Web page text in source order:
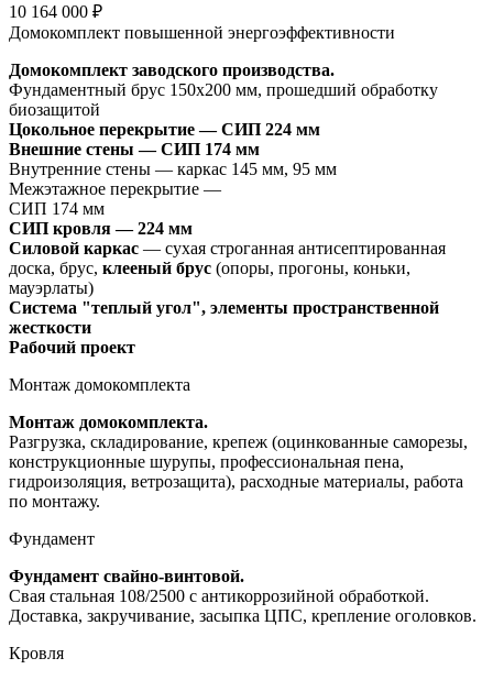
10 164 000 ₽
Домокомплект повышенной энергоэффективности
Домокомплект заводского производства.
Фундаментный брус 150х200 мм, прошедший обработку
биозащитой
Цокольное перекрытие —СИП 224 мм
Внешние стены — СИП 174 мм
Внутренние стены — каркас 145 мм, 95 мм
Межэтажное перекрытие —
СИП 174 мм
СИП кровля — 224 мм
Силовой каркас — сухая строганная антисептированная
доска, брус, клееный брус (опоры, прогоны, коньки,
мауэрлаты)
Система "теплый угол", элементы пространственной
жесткости
Рабочий проект
Монтаж домокомплекта
Монтаж домокомплекта.
Разгрузка, складирование, крепеж (оцинкованные саморезы,
конструкционные шурупы, профессиональная пена,
гидроизоляция, ветрозащита), расходные материалы, работа
по монтажу.
Фундамент
Фундамент свайно-винтовой.
Свая стальная 108/2500 с антикоррозийной обработкой.
Доставка, закручивание, засыпка ЦПС, крепление оголовков.
Кровля